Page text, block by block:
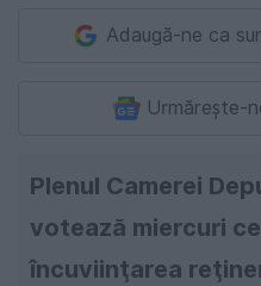
Adaugă-ne ca
Urmărește-
Plenul Camerei
votează miercuri
încuviinţarea